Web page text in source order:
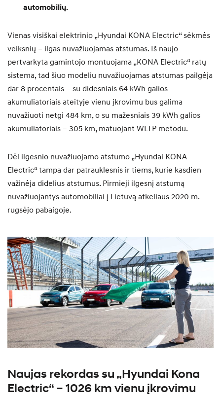
automobilių.
Vienas visiškai elektrinio „Hyundai KONA Electric“ sėkmės
veiksnių – ilgas nuvažiuojamas atstumas. Iš naujo
pertvarkyta gamintojo montuojama „KONA Electric“ ratų
sistema, tad šiuo modeliu nuvažiuojamas atstumas pailgėja
dar 8 procentais – su didesniais 64 kWh galios
akumuliatoriais ateityje vienu įkrovimu bus galima
nuvažiuoti netgi 484 km, o su mažesniais 39 kWh galios
akumuliatoriais – 305 km, matuojant WLTP metodu.
Dėl ilgesnio nuvažiuojamo atstumo „Hyundai KONA
Electric“ tampa dar patrauklesnis ir tiems, kurie kasdien
važinėja didelius atstumus. Pirmieji ilgesnį atstumą
nuvažiuojantys automobiliai į Lietuvą atkeliaus 2020 m.
rugsėjo pabaigoje.
Naujas rekordas su „Hyundai Kona
Electric“ – 1026 km vienu įkrovimu